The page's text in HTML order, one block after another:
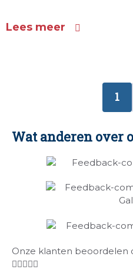
Lees meer
1
Wat anderen over
Onze klanten beoordelen
